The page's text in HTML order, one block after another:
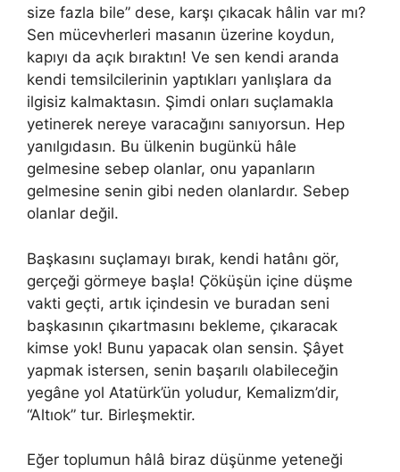
size fazla bile” dese, karşı çıkacak hâlin var mı?
Sen mücevherleri masanın üzerine koydun,
kapıyı da açık bıraktın! Ve sen kendi aranda
kendi temsilcilerinin yaptıkları yanlışlara da
ilgisiz kalmaktasın. Şimdi onları suçlamakla
yetinerek nereye varacağını sanıyorsun. Hep
yanılgıdasın. Bu ülkenin bugünkü hâle
gelmesine sebep olanlar, onu yapanların
gelmesine senin gibi neden olanlardır. Sebep
olanlar değil.
Başkasını suçlamayı bırak, kendi hatânı gör,
gerçeği görmeye başla! Çöküşün içine düşme
vakti geçti, artık içindesin ve buradan seni
başkasının çıkartmasını bekleme, çıkaracak
kimse yok! Bunu yapacak olan sensin. Şâyet
yapmak istersen, senin başarılı olabileceğin
yegâne yol Atatürk’ün yoludur, Kemalizm’dir,
“Altıok” tur. Birleşmektir.
Eğer toplumun hâlâ biraz düşünme yeteneği